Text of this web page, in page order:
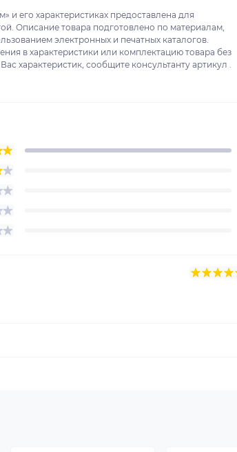
и его характеристиках предоставлена для
Описание товара подготовлено по материалам,
электронных и печатных каталогов.
в характеристики или комплектацию товара без
характеристик, сообщите консультанту артикул .